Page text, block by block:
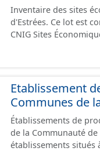
Inventaire des sites
d'Estrées. Ce lot est
CNIG Sites
Etablissement
Communes de
Établissements de
de la Communauté de
établissements